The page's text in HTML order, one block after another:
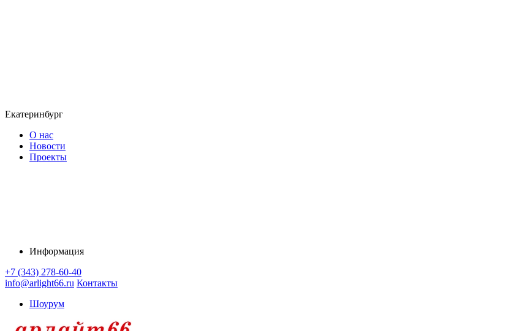
Екатеринбург
О нас
Новости
Проекты
Информация
+7 (343) 278-60-40
info@arlight66.ru Контакты
Шоурум